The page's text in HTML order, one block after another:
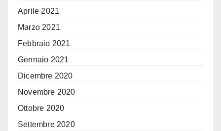
Aprile 2021
Marzo 2021
Febbraio 2021
Gennaio 2021
Dicembre 2020
Novembre 2020
Ottobre 2020
Settembre 2020